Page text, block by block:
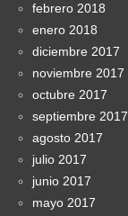
febrero 2018
enero 2018
diciembre 2017
noviembre 2017
octubre 2017
septiembre 2017
agosto 2017
julio 2017
junio 2017
mayo 2017